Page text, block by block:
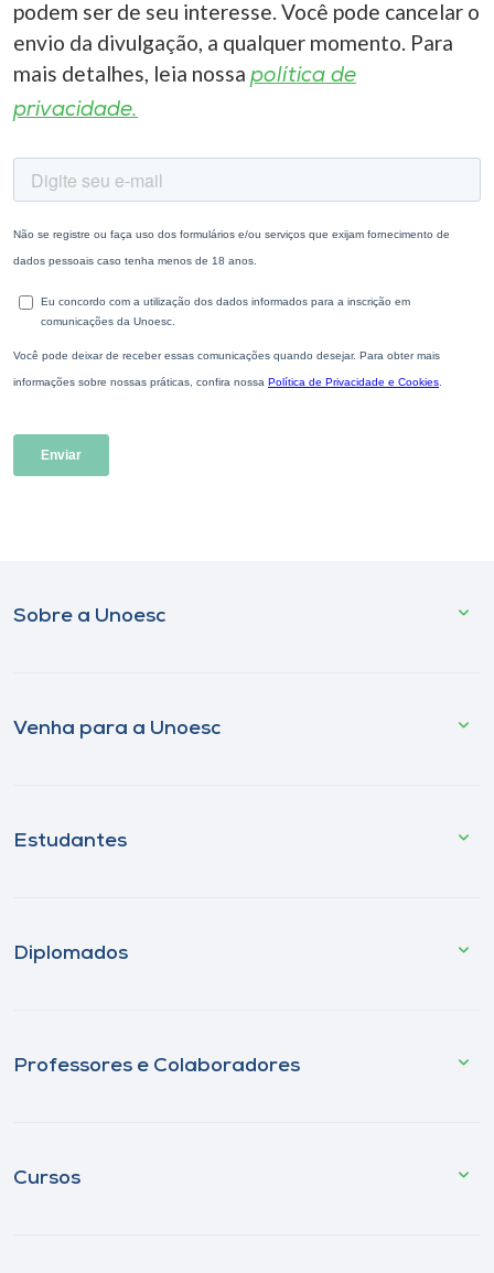
podem ser de seu interesse. Você pode cancelar o
envio da divulgação, a qualquer momento. Para
mais detalhes, leia nossa política de
privacidade.
Sobre a Unoesc
Venha para a Unoesc
Estudantes
Diplomados
Professores e Colaboradores
Cursos